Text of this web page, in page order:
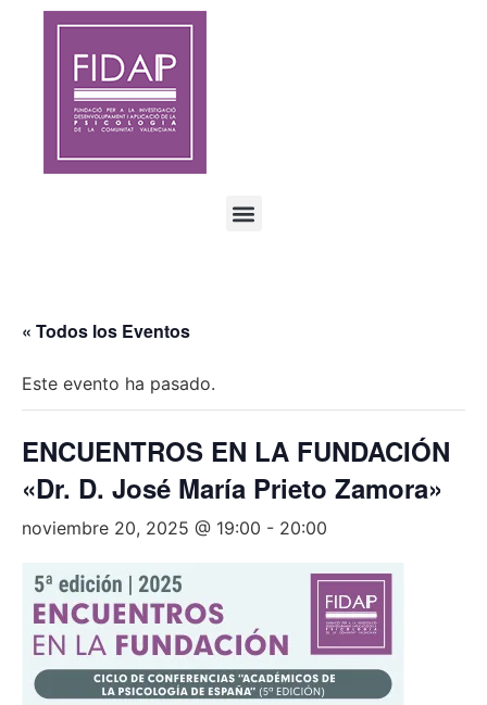
« Todos los Eventos
Este evento ha pasado.
ENCUENTROS EN LA FUNDACIÓN
«Dr. D. José María Prieto Zamora»
noviembre 20, 2025 @ 19:00 - 20:00